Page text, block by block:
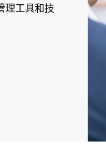
理工具和技